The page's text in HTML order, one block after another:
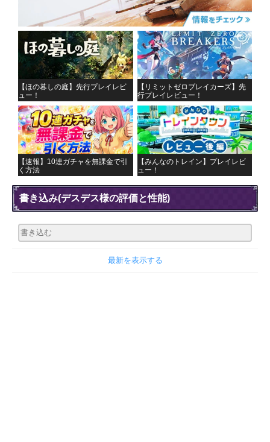
【ほの暮しの庭】先行プレイレビ
ュー！
【リミットゼロブレイカーズ】先
行プレイレビュー！
【速報】10連ガチャを無課金で引
く方法
【みんなのトレイン】プレイレビ
ュー！
書き込み(デスデス様の評価と性能)
最新を表示する